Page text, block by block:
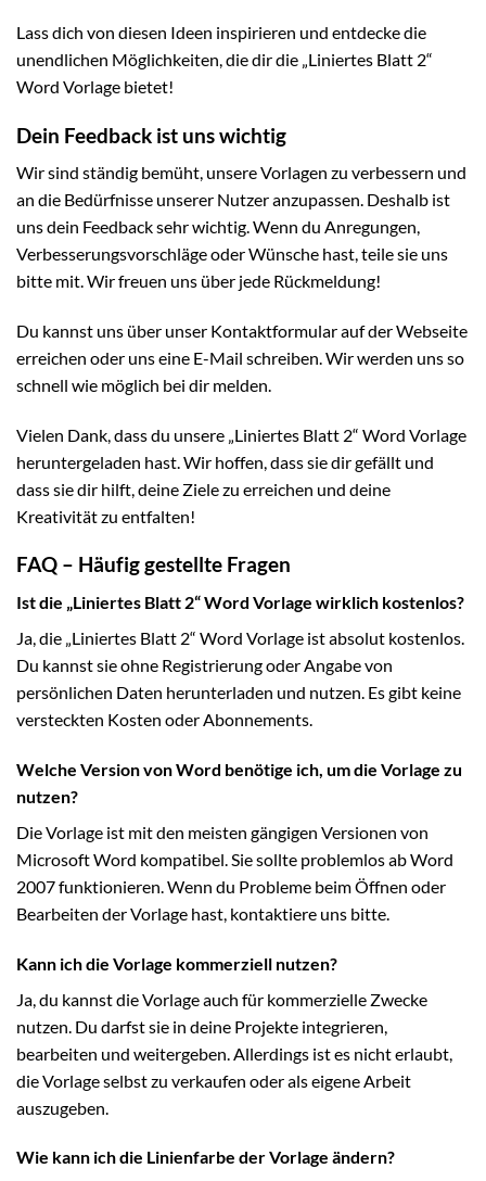
Lass dich von diesen Ideen inspirieren und entdecke die
unendlichen Möglichkeiten, die dir die „Liniertes Blatt 2“
Word Vorlage bietet!
Dein Feedback ist uns wichtig
Wir sind ständig bemüht, unsere Vorlagen zu verbessern und
an die Bedürfnisse unserer Nutzer anzupassen. Deshalb ist
uns dein Feedback sehr wichtig. Wenn du Anregungen,
Verbesserungsvorschläge oder Wünsche hast, teile sie uns
bitte mit. Wir freuen uns über jede Rückmeldung!
Du kannst uns über unser Kontaktformular auf der Webseite
erreichen oder uns eine E-Mail schreiben. Wir werden uns so
schnell wie möglich bei dir melden.
Vielen Dank, dass du unsere „Liniertes Blatt 2“ Word Vorlage
heruntergeladen hast. Wir hoffen, dass sie dir gefällt und
dass sie dir hilft, deine Ziele zu erreichen und deine
Kreativität zu entfalten!
FAQ – Häufig gestellte Fragen
Ist die „Liniertes Blatt 2“ Word Vorlage wirklich kostenlos?
Ja, die „Liniertes Blatt 2“ Word Vorlage ist absolut kostenlos.
Du kannst sie ohne Registrierung oder Angabe von
persönlichen Daten herunterladen und nutzen. Es gibt keine
versteckten Kosten oder Abonnements.
Welche Version von Word benötige ich, um die Vorlage zu
nutzen?
Die Vorlage ist mit den meisten gängigen Versionen von
Microsoft Word kompatibel. Sie sollte problemlos ab Word
2007 funktionieren. Wenn du Probleme beim Öffnen oder
Bearbeiten der Vorlage hast, kontaktiere uns bitte.
Kann ich die Vorlage kommerziell nutzen?
Ja, du kannst die Vorlage auch für kommerzielle Zwecke
nutzen. Du darfst sie in deine Projekte integrieren,
bearbeiten und weitergeben. Allerdings ist es nicht erlaubt,
die Vorlage selbst zu verkaufen oder als eigene Arbeit
auszugeben.
Wie kann ich die Linienfarbe der Vorlage ändern?